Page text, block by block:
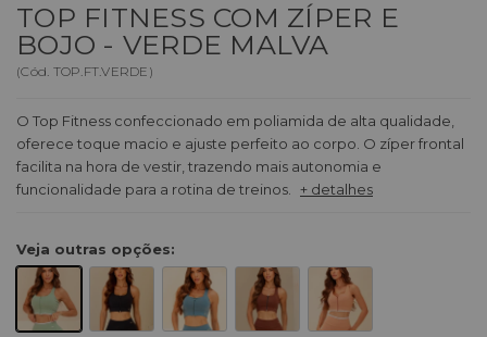
TOP FITNESS COM ZÍPER E
BOJO - VERDE MALVA
(Cód. TOP.FT.VERDE )
O Top Fitness confeccionado em poliamida de alta qualidade,
oferece toque macio e ajuste perfeito ao corpo. O zíper frontal
facilita na hora de vestir, trazendo mais autonomia e
funcionalidade para a rotina de treinos.
+ detalhes
Veja outras opções: